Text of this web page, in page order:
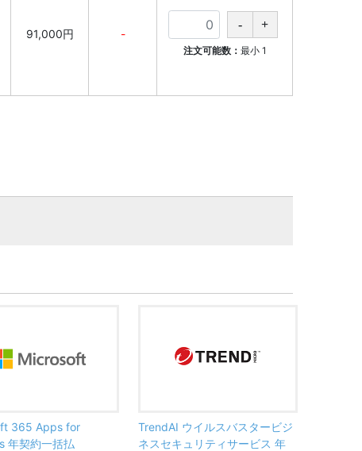
91,000円 -
注文可能数： 最小 1
365 Apps for
年契約一括払
TrendAI ウイルスバスタービジ
ネスセキュリティサービス 年